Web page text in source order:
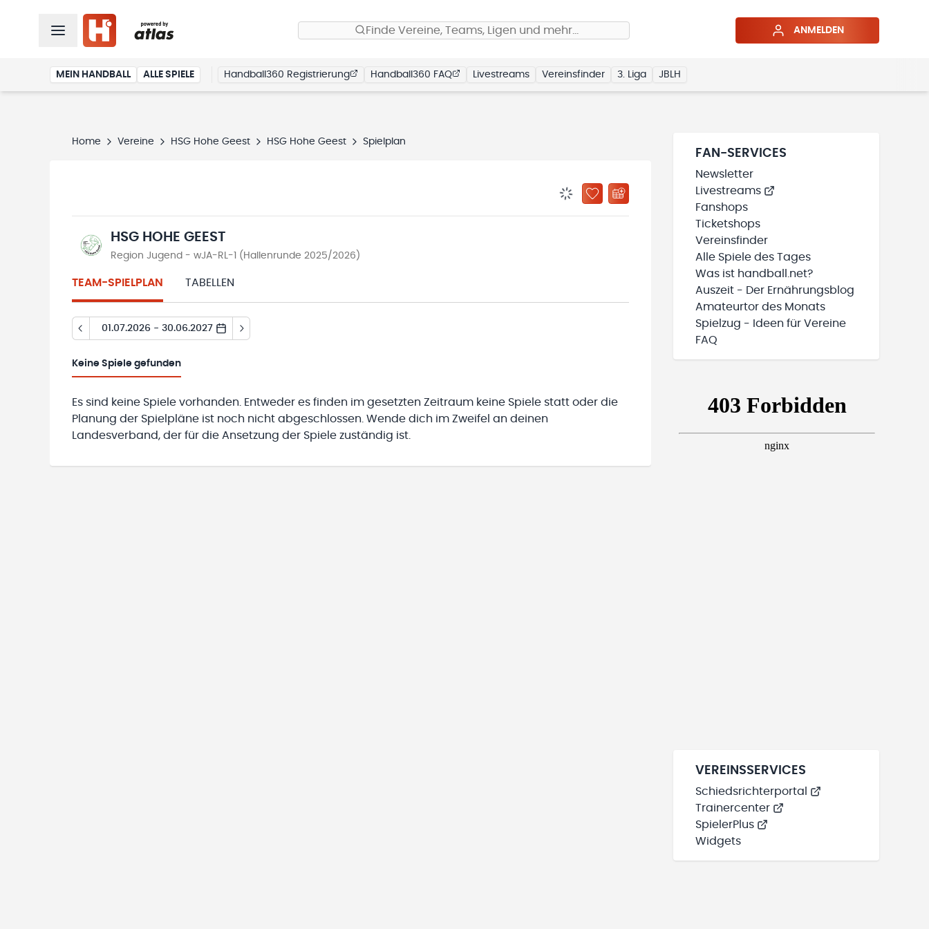
Finde Vereine, Teams, Ligen und mehr… ANMELDEN
MEIN HANDBALL ALLE SPIELE Handball360 Registrierung Handball360 FAQ Livestreams Vereinsfinder 3. Liga JBLH
Home Vereine HSG Hohe Geest HSG Hohe Geest Spielplan
BENACHRICHTIGUNGSSTATUS WIRD GELADEN
ZU „MEINE TEAMS“ HINZUFÜGEN
HSG HOHE GEEST
Region Jugend - wJA-RL-1 (Hallenrunde 2025/2026)
TEAM-SPIELPLAN TABELLEN
01.07.2026 - 30.06.2027
Keine Spiele gefunden
Es sind keine Spiele vorhanden. Entweder es finden im gesetzten Zeitraum keine Spiele statt oder die
Planung der Spielpläne ist noch nicht abgeschlossen. Wende dich im Zweifel an deinen
Landesverband, der für die Ansetzung der Spiele zuständig ist.
FAN-SERVICES
Newsletter
Livestreams
Fanshops
Ticketshops
Vereinsfinder
Alle Spiele des Tages
Was ist handball.net?
Auszeit - Der Ernährungsblog
Amateurtor des Monats
Spielzug - Ideen für Vereine
FAQ
VEREINSSERVICES
Schiedsrichterportal
Trainercenter
SpielerPlus
Widgets